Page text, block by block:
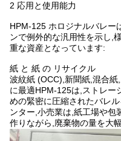
2 応用と使用能力
HPM-125 ホロジナルバレー
ンで例外的な汎用性を示し,
重な資産となっています:
紙 と 紙 の リサイクル
波紋紙 (OCC),新聞紙,混合
に最適HPM-125は,ストレー
めの緊密に圧縮されたバレ
ンター,小売業は,紙工場や包
作りながら,廃棄物の量を大